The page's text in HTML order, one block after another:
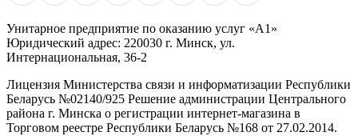
Унитарное предприятие по оказанию услуг «А1»
Юридический адрес: 220030 г. Минск, ул.
Интернациональная, 36-2
Лицензия Министерства связи и информатизации Республики
Беларусь №02140/925 Решение администрации Центрального
района г. Минска о регистрации интернет-магазина в
Торговом реестре Республики Беларусь №168 от 27.02.2014.